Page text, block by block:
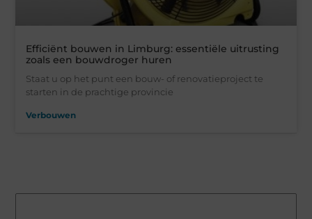
Efficiënt bouwen in Limburg: essentiële uitrusting
zoals een bouwdroger huren
Staat u op het punt een bouw- of renovatieproject te
starten in de prachtige provincie
Verbouwen